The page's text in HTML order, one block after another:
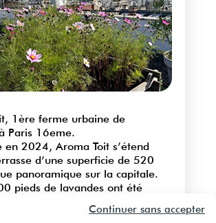
Continuer sans accepter
1ère ferme urbaine de
Paris 16eme.
en 2024, Aroma Toit s’étend
d’une superficie de 520
panoramique sur la capitale.
pieds de lavandes ont été